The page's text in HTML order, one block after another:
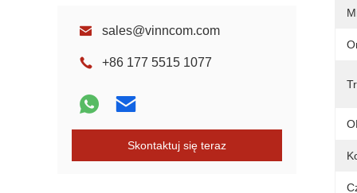
sales@vinncom.com
+86 177 5515 1077
Skontaktuj się teraz